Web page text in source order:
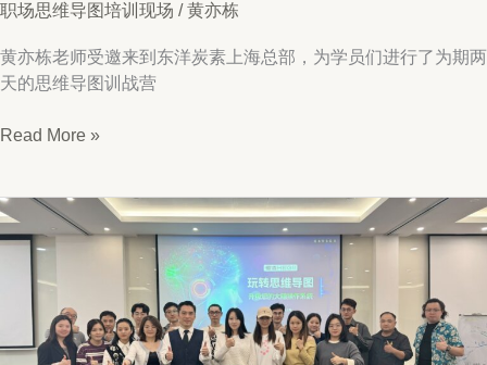
职场思维导图培训现场 /黄亦栋
黄亦栋老师受邀来到东洋炭素上海总部，为学员们进行了为期两
天的思维导图训战营
东
素
Read More »